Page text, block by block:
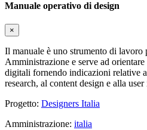
Manuale operativo di design
×
Il manuale è uno strumento di lavoro
Amministrazione e serve ad
digitali fornendo indicazioni relative
research, al content design e alla user
Progetto: Designers Italia
Amministrazione: italia